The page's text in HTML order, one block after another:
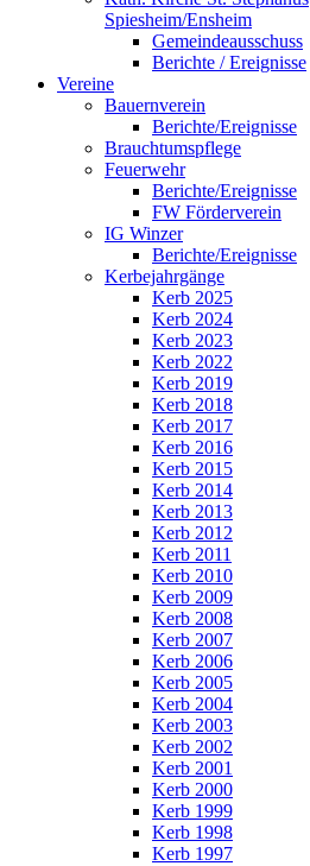
Spiesheim/Ensheim
Gemeindeausschuss
Berichte / Ereignisse
Vereine
Bauernverein
Berichte/Ereignisse
Brauchtumspflege
Feuerwehr
Berichte/Ereignisse
FW Förderverein
IG Winzer
Berichte/Ereignisse
Kerbejahrgänge
Kerb 2025
Kerb 2024
Kerb 2023
Kerb 2022
Kerb 2019
Kerb 2018
Kerb 2017
Kerb 2016
Kerb 2015
Kerb 2014
Kerb 2013
Kerb 2012
Kerb 2011
Kerb 2010
Kerb 2009
Kerb 2008
Kerb 2007
Kerb 2006
Kerb 2005
Kerb 2004
Kerb 2003
Kerb 2002
Kerb 2001
Kerb 2000
Kerb 1999
Kerb 1998
Kerb 1997